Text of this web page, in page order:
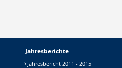
Jahresberichte
Jahresbericht 2011 - 2015